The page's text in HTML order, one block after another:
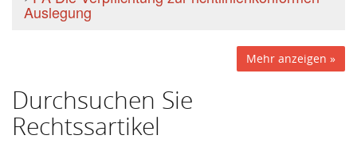
Auslegung
Mehr anzeigen »
Durchsuchen Sie
Rechtssartikel